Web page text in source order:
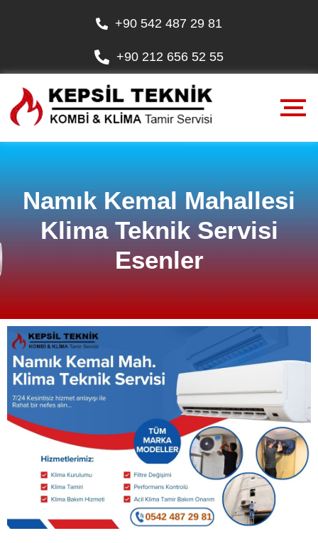
+90 542 487 29 81
+90 212 656 52 55
Namık Kemal Mahallesi
Klima Teknik Servisi
Esenler